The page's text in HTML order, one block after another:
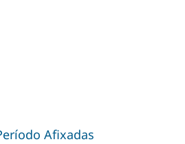
Afixadas